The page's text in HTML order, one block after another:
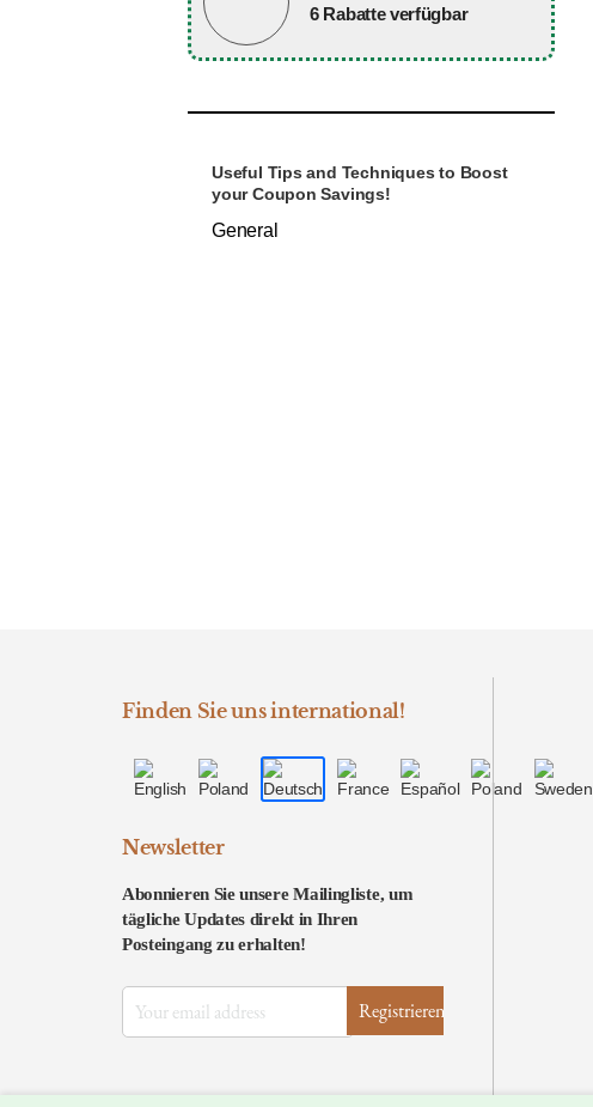
6 Rabatte verfügbar
Useful Tips and Techniques to Boost
your Coupon Savings!
General
Finden Sie uns international!
Newsletter
Abonnieren Sie unsere Mailingliste, um
tägliche Updates direkt in Ihren
Posteingang zu erhalten!